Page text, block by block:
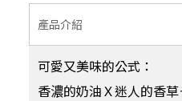
產品介紹
可愛又美味的公式：
香濃的奶油Ｘ迷人的香